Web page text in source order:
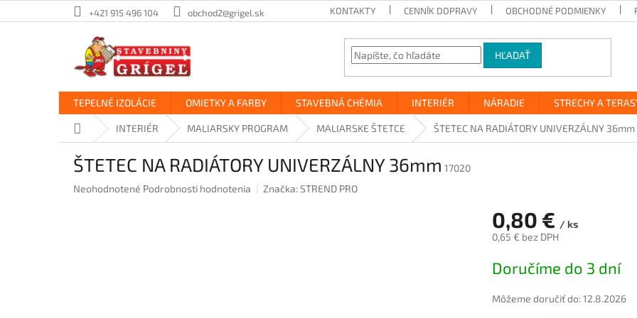
na
+421 915 496 104 obchod2@grigel.sk KONTAKTY CENNÍK DOPRAVY OBCHODNÉ PODMIENKY
HĽADAŤ
TEPELNÉ IZOLÁCIE OMIETKY A FARBY STAVEBNÁ CHÉMIA INTERIÉR NÁRADIE STRECHY A
DomovINTERIÉR MALIARSKY PROGRAM MALIARSKE ŠTETCE ŠTETEC NA RADIÁTORY UNIVERZÁLNY 36mm
ŠTETEC NA RADIÁTORY UNIVERZÁLNY 36mm 17020
Priemerné
Neohodnotené Podrobnosti hodnotenia Značka:STREND PRO
0,80 € / ks
0,65 € bez DPH
cena:
Doručíme do 3 dní
Môžeme doručiť do:12.8.2026